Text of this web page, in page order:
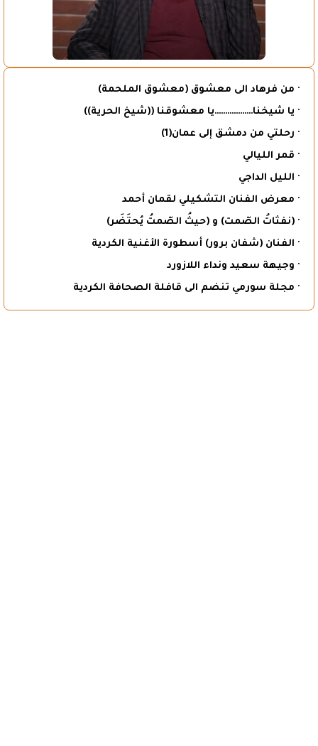
· من فرهاد الى معشوق (معشوق الملحمة)
· يا شيخنا………………يا معشوقنا ((شيخ الحرية))
· رحلتي من دمشق إلى عمان(1)
· قمر الليالي
· الليل الداجي
· معرض الفنان التشكيلي لقمان أحمد
· (نفثاتُ الصّمت) و (حيثُ الصّمتُ يُحتَضَر)
· الفنان (شفان برور) أسطورة الأغنية الكردية
· وجيهة سعيد ونداء اللازورد
· مجلة سورمي تنضم الى قافلة الصحافة الكردية